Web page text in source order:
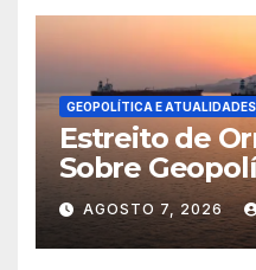
GEOPOLÍTICA E ATUALIDADES
Estreito de
Sobre
AGOSTO 7, 2026